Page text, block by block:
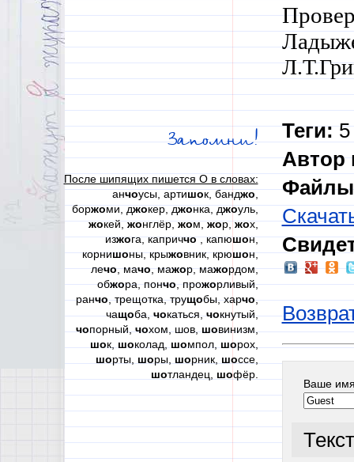
Запомни!
После шипящих пишется О в словах:
анчоусы, артишок, банджо,
боржоми, джокер, джонка, джоуль,
жокей,жонглёр,жом,жор,жох,
изжога, каприччо, капюшон,
корнишоны, крыжовник, крюшон,
лечо, мачо, мажор, мажордом,
обжора, пончо, прожорливый,
ранчо, трещотка, трущобы, харчо,
чащоба,чокаться,чокнутый,
чопорный,чохом, шов,шовинизм,
шок, шоколад, шомпол, шорох,
шорты, шоры, шорник, шоссе,
шотландец, шофёр.
Теги:5
Автор
Файлы
Ваше